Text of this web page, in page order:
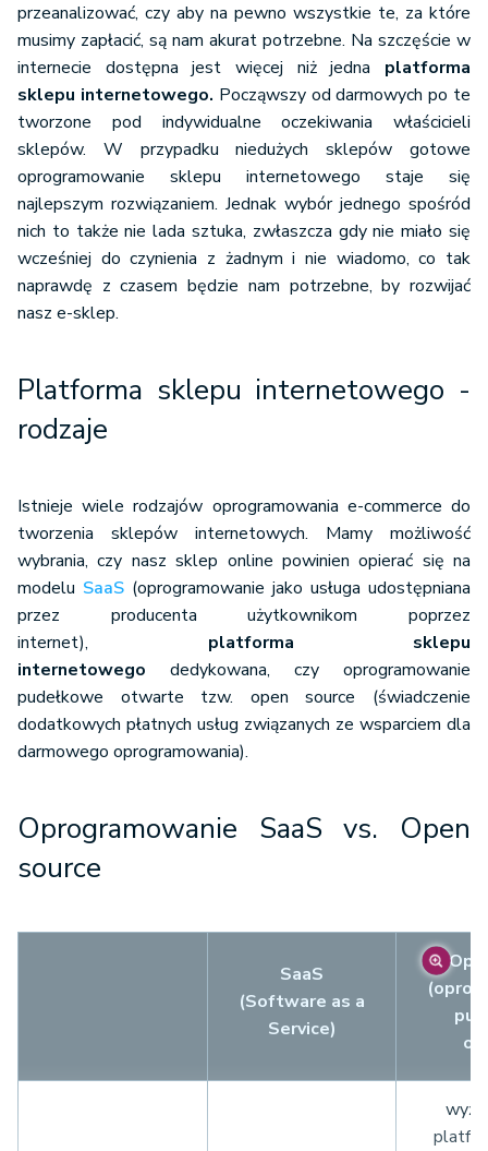
przeanalizować, czy aby na pewno wszystkie te, za które
musimy zapłacić, są nam akurat potrzebne. Na szczęście w
internecie dostępna jest więcej niż jedna platforma
sklepu internetowego. Począwszy od darmowych po te
tworzone pod indywidualne oczekiwania właścicieli
sklepów. W przypadku niedużych sklepów gotowe
oprogramowanie sklepu internetowego staje się
najlepszym rozwiązaniem. Jednak wybór jednego spośród
nich to także nie lada sztuka, zwłaszcza gdy nie miało się
wcześniej do czynienia z żadnym i nie wiadomo, co tak
naprawdę z czasem będzie nam potrzebne, by rozwijać
nasz e-sklep.
Platforma sklepu internetowego -
rodzaje
Istnieje wiele rodzajów oprogramowania e-commerce do
tworzenia sklepów internetowych. Mamy możliwość
wybrania, czy nasz sklep online powinien opierać się na
modelu SaaS (oprogramowanie jako usługa udostępniana
przez producenta użytkownikom poprzez
internet), platforma sklepu
internetowego dedykowana, czy oprogramowanie
pudełkowe otwarte tzw. open source (świadczenie
dodatkowych płatnych usług związanych ze wsparciem dla
darmowego oprogramowania).
Oprogramowanie SaaS vs. Open
source
SaaS
(Software as a
Service)